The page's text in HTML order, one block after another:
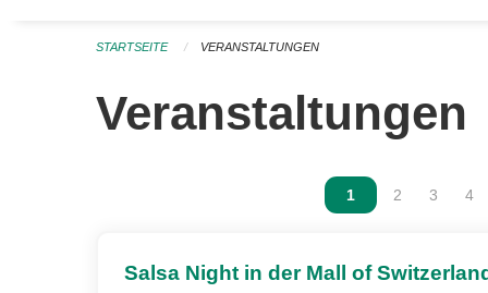
STARTSEITE VERANSTALTUNGEN
Veranstaltungen
Vous êtes sur la
1 Vous êtes
2 Vous
3 4
Salsa Night in der Mall of